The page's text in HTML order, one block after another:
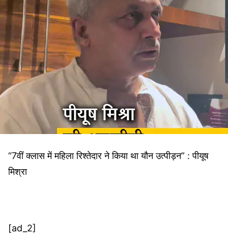
“7वीं क्लास में महिला रिश्तेदार ने किया था यौन उत्पीड़न” : पीयूष
मिश्रा
[ad_2]